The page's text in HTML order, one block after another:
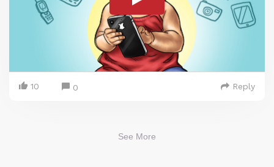
10 0 Reply
See More